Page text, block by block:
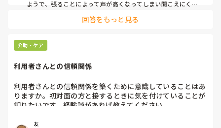
ようで、張ることによって声が高くなってしまい聞こえにくい
回答をもっと見る
介助・ケア
利用者さんとの信頼関係
利用者さんとの信頼関係を築くために意識していることはあ
りますか。初対面の方と接するときに気を付けていることが
知りたいです。経験談があれば教えてください。
友